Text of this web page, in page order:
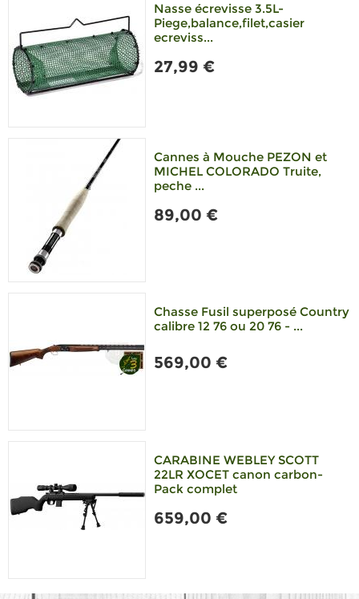
Nasse écrevisse 3.5L-
Piege,balance,filet,casier
ecreviss...
27,99 €
Cannes à Mouche PEZON et
MICHEL COLORADO Truite,
peche ...
89,00 €
Chasse Fusil superposé Country
calibre 12 76 ou 20 76 - ...
569,00 €
CARABINE WEBLEY SCOTT
22LR XOCET canon carbon-
Pack complet
659,00 €